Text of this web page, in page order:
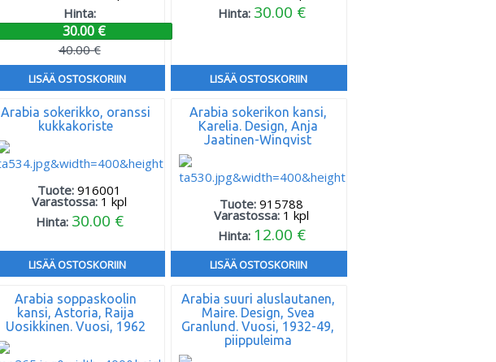
Hinta:
30.00 €
40.00 €
LISÄÄ OSTOSKORIIN
Hinta: 30.00 €
LISÄÄ OSTOSKORIIN
Arabia sokerikko, oranssi
kukkakoriste
Tuote:916001
Varastossa: 1 kpl
Hinta: 30.00 €
LISÄÄ OSTOSKORIIN
Arabia sokerikon kansi,
Karelia. Design, Anja
Jaatinen-Winqvist
Tuote:915788
Varastossa: 1 kpl
Hinta: 12.00 €
LISÄÄ OSTOSKORIIN
Arabia soppaskoolin
kansi, Astoria, Raija
Uosikkinen. Vuosi, 1962
Arabia suuri aluslautanen,
Maire. Design, Svea
Granlund. Vuosi, 1932-49,
piippuleima